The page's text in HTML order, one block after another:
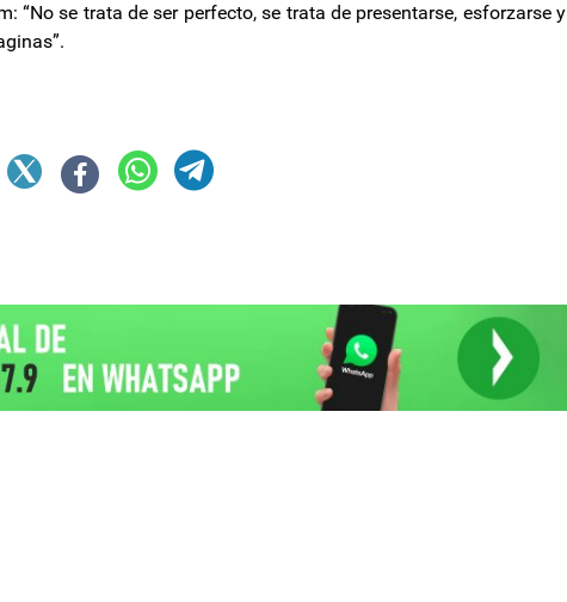
“No se trata de ser perfecto, se trata de presentarse, esforzarse y